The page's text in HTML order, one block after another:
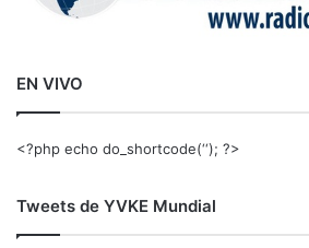
EN VIVO
<?php echo do_shortcode(‘‘); ?>
Tweets de YVKE Mundial